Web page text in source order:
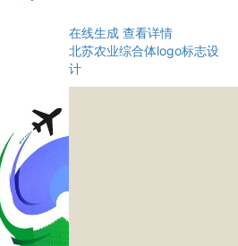
在线生成 查看详情
北苏农业综合体logo标志设
计